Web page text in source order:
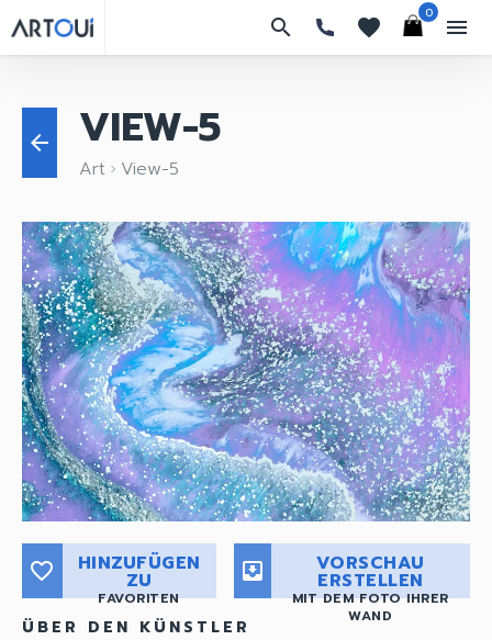
search favorites
0
menu
arrow_back VIEW-5
Art keyboard_arrow_right View-5
favorite_border HINZUFÜGEN
ZU
FAVORITEN
move_to_inbox VORSCHAU
ERSTELLEN
MIT DEM FOTO IHRER
WAND
ÜBER DEN KÜNSTLER